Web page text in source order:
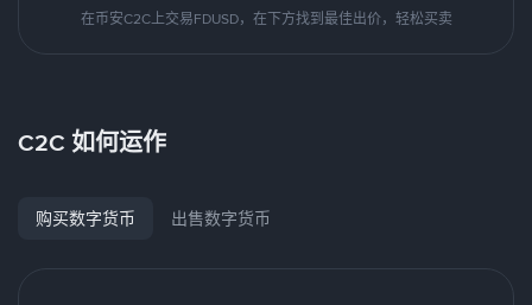
在币安C2C上交易FDUSD，在下方找到最佳出价，轻松买卖
C2C 如何运作
购买数字货币 出售数字货币